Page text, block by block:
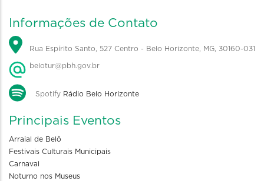
Informações de Contato
Rua Espírito Santo, 527 Centro - Belo Horizonte, MG, 30160-031
belotur@pbh.gov.br
Spotify Rádio Belo Horizonte
Principais Eventos
Arraial de Belô
Festivais Culturais Municipais
Carnaval
Noturno nos Museus